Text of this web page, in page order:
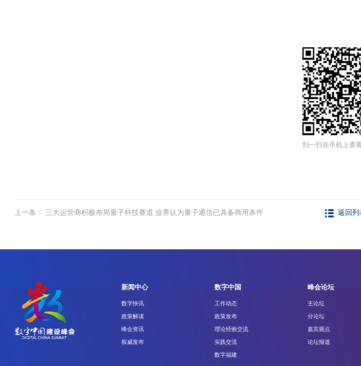
扫一扫在手机上查
上一条： 三大运营商积极布局量子科技赛道 业界认为量子通信已具备商用条件 返回列
新闻中心
数字快讯
政策解读
峰会资讯
权威发布
数字中国
工作动态
政策发布
理论经验交流
实践交流
数字福建
峰会论坛
主论坛
分论坛
嘉宾观点
论坛报道